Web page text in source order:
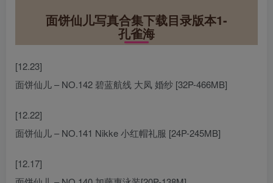
面饼仙儿写真合集下载目录版本1-
孔雀海
[12.23]
面饼仙儿 – NO.142 碧蓝航线 大凤 婚纱 [32P-466MB]
[12.22]
面饼仙儿 – NO.141 Nikke 小红帽礼服 [24P-245MB]
[12.17]